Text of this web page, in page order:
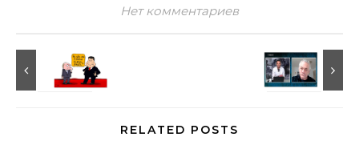
Нет комментариев
RELATED POSTS